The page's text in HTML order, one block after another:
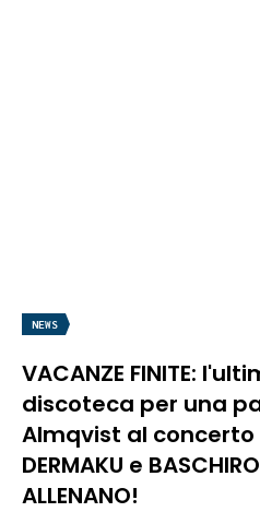
NEWS
VACANZE FINITE:
discoteca per una
Almqvist al concerto
DERMAKU e
ALLENANO!